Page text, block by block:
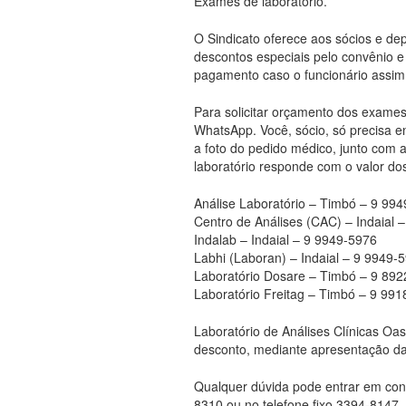
k
O Sindicato oferece aos sócios e
descontos especiais pelo convênio
pagamento caso o funcionário
Para solicitar orçamento dos
WhatsApp. Você, sócio, só precisa
a foto do pedido médico, junto com
laboratório responde com o valor
Análise Laboratório – Timbó – 9
Centro de Análises (CAC) – Indaial
Indalab – Indaial – 9 9949-5976
Labhi (Laboran) – Indaial – 9 9949-
Laboratório Dosare – Timbó – 9
Laboratório Freitag – Timbó – 9
Laboratório de Análises Clínicas
desconto, mediante apresentação
Qualquer dúvida pode entrar em